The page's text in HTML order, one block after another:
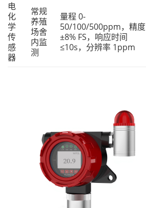
电
化
学
传
感
器
常规
养殖
场舍
内监
测
量程 0-
50/100/500ppm，精度
±8% FS，响应时间
≤10s，分辨率 1ppm